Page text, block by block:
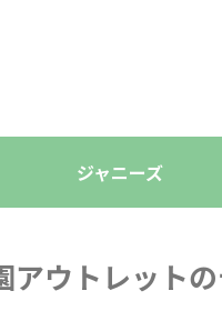
ジャニーズ
アウトレット